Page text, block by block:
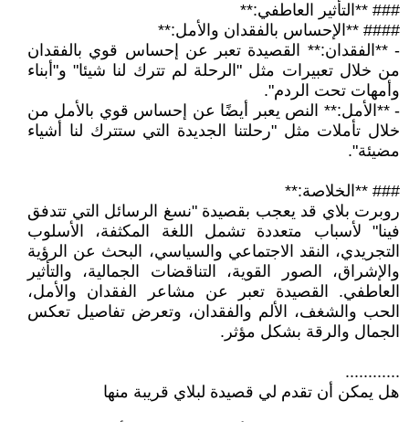
### **التأثير العاطفي:**
#### **الإحساس بالفقدان والأمل:**
- **الفقدان:** القصيدة تعبر عن إحساس قوي بالفقدان
من خلال تعبيرات مثل "الرحلة لم تترك لنا شيئا" و"أبناء
وأمهات تحت الردم".
- **الأمل:** النص يعبر أيضًا عن إحساس قوي بالأمل من
خلال تأملات مثل "رحلتنا الجديدة التي ستترك لنا أشياء
مضيئة".
### **الخلاصة:**
روبرت بلاي قد يعجب بقصيدة "نسغ الرسائل التي تتدفق
فينا" لأسباب متعددة تشمل اللغة المكثفة، الأسلوب
التجريدي، النقد الاجتماعي والسياسي، البحث عن الرؤية
والإشراق، الصور القوية، التناقضات الجمالية، والتأثير
العاطفي. القصيدة تعبر عن مشاعر الفقدان والأمل،
الحب والشغف، الألم والفقدان، وتعرض تفاصيل تعكس
الجمال والرقة بشكل مؤثر.
............
هل يمكن أن تقدم لي قصيدة لبلاي قريبة منها